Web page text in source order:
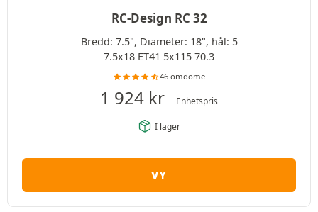
RC-Design RC 32
Bredd: 7.5", Diameter: 18", hål: 5
7.5x18 ET41 5x115 70.3
46 omdöme
1 924 kr Enhetspris
I lager
VY